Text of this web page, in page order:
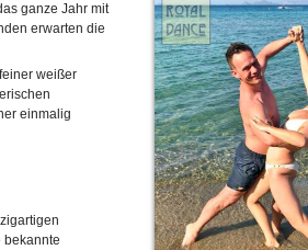
ganze Jahr mit
erwarten die
weißer
einmalig
bekannte